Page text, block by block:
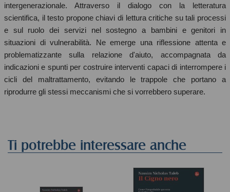
intergenerazionale. Attraverso il dialogo con la letteratura
scientifica, il testo propone chiavi di lettura critiche su tali processi
e sul ruolo dei servizi nel sostegno a bambini e genitori in
situazioni di vulnerabilità. Ne emerge una riflessione attenta e
problematizzante sulla relazione d'aiuto, accompagnata da
indicazioni e spunti per costruire interventi capaci di interrompere i
cicli del maltrattamento, evitando le trappole che portano a
riprodurre gli stessi meccanismi che si vorrebbero superare.
Ti potrebbe interessare anche